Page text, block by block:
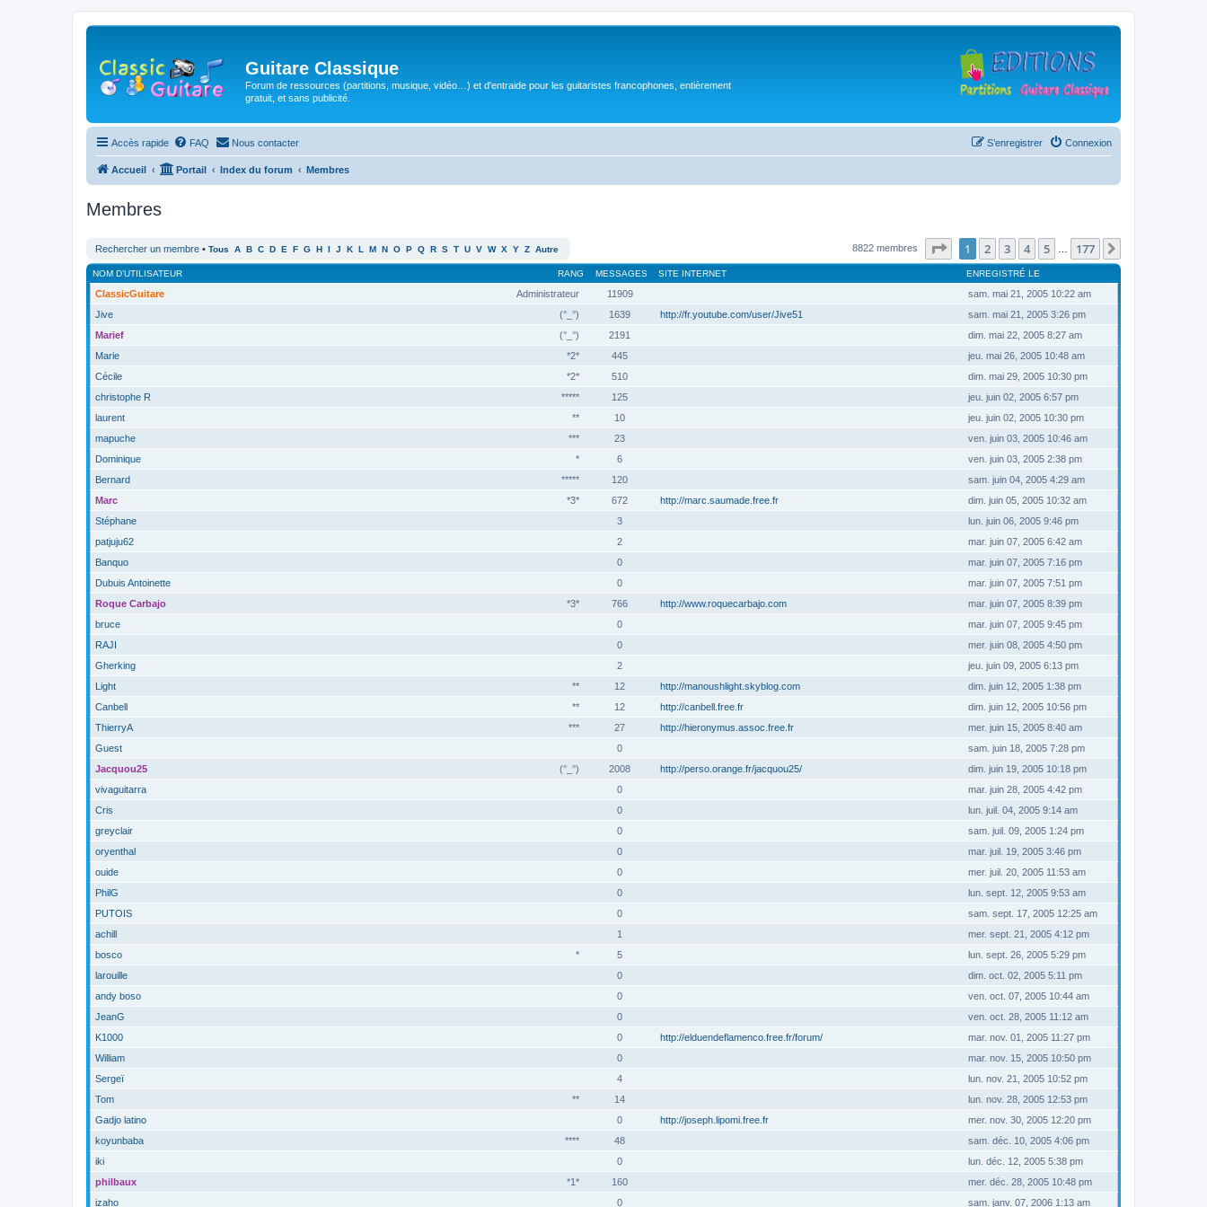
Guitare Classique
Forum de ressources (partitions, musique, vidéo…) et d'entraide pour les guitaristes francophones, entièrement
gratuit, et sans publicité.
Accès rapide FAQ Nous contacter Connexion
S’enregistrer
Accueil Portail Index du forum Membres
Membres
Rechercher un membre • Tous A B C D E F G H I J K L M N O P Q R S T U V W X Y Z Autre 8822 membres Page sur177
1 2 3 4 5 177
RANG
NOM D’UTILISATEUR MESSAGES SITE INTERNET ENREGISTRÉ LE
Administrateur
ClassicGuitare 11909
sam. mai 21, 2005 10:22 am
(°_°)
Jive 1639 http://fr.youtube.com/user/Jive51
sam. mai 21, 2005 3:26 pm
(°_°)
Marief 2191
dim. mai 22, 2005 8:27 am
*2*
Marie 445
jeu. mai 26, 2005 10:48 am
*2*
Cécile 510
dim. mai 29, 2005 10:30 pm
*****
christophe R 125
jeu. juin 02, 2005 6:57 pm
**
laurent 10
jeu. juin 02, 2005 10:30 pm
***
mapuche 23
ven. juin 03, 2005 10:46 am
*
Dominique 6
ven. juin 03, 2005 2:38 pm
*****
Bernard 120
sam. juin 04, 2005 4:29 am
*3*
Marc 672 http://marc.saumade.free.fr
dim. juin 05, 2005 10:32 am
Stéphane
3
lun. juin 06, 2005 9:46 pm
patjuju62
2
mar. juin 07, 2005 6:42 am
Banquo
0
mar. juin 07, 2005 7:16 pm
Dubuis Antoinette
0
mar. juin 07, 2005 7:51 pm
*3*
Roque Carbajo 766 http://www.roquecarbajo.com
mar. juin 07, 2005 8:39 pm
bruce
0
mar. juin 07, 2005 9:45 pm
RAJI
0
mer. juin 08, 2005 4:50 pm
Gherking
2
jeu. juin 09, 2005 6:13 pm
**
Light 12 http://manoushlight.skyblog.com
dim. juin 12, 2005 1:38 pm
**
Canbell 12 http://canbell.free.fr
dim. juin 12, 2005 10:56 pm
***
ThierryA 27 http://hieronymus.assoc.free.fr
mer. juin 15, 2005 8:40 am
Guest
0
sam. juin 18, 2005 7:28 pm
(°_°)
Jacquou25 2008 http://perso.orange.fr/jacquou25/
dim. juin 19, 2005 10:18 pm
vivaguitarra
0
mar. juin 28, 2005 4:42 pm
Cris
0
lun. juil. 04, 2005 9:14 am
greyclair
0
sam. juil. 09, 2005 1:24 pm
oryenthal
0
mar. juil. 19, 2005 3:46 pm
ouide
0
mer. juil. 20, 2005 11:53 am
PhilG
0
lun. sept. 12, 2005 9:53 am
PUTOIS
0
sam. sept. 17, 2005 12:25 am
achill
1
mer. sept. 21, 2005 4:12 pm
*
bosco 5
lun. sept. 26, 2005 5:29 pm
larouille
0
dim. oct. 02, 2005 5:11 pm
andy boso
0
ven. oct. 07, 2005 10:44 am
JeanG
0
ven. oct. 28, 2005 11:12 am
K1000
0 http://elduendeflamenco.free.fr/forum/
mar. nov. 01, 2005 11:27 pm
William
0
mar. nov. 15, 2005 10:50 pm
Sergeï
4
lun. nov. 21, 2005 10:52 pm
**
Tom 14
lun. nov. 28, 2005 12:53 pm
Gadjo latino
0 http://joseph.lipomi.free.fr
mer. nov. 30, 2005 12:20 pm
****
koyunbaba 48
sam. déc. 10, 2005 4:06 pm
iki
0
lun. déc. 12, 2005 5:38 pm
*1*
philbaux 160
mer. déc. 28, 2005 10:48 pm
izaho
0 sam. janv. 07, 2006 1:13 am